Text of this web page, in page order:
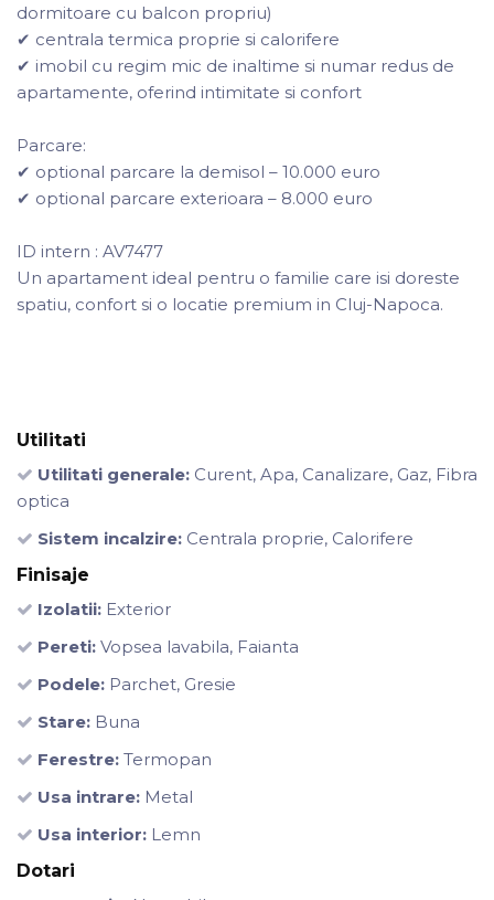
dormitoare cu balcon propriu)
✔ centrala termica proprie si calorifere
✔ imobil cu regim mic de inaltime si numar redus de
apartamente, oferind intimitate si confort
Parcare:
✔ optional parcare la demisol – 10.000 euro
✔ optional parcare exterioara – 8.000 euro
ID intern : AV7477
Un apartament ideal pentru o familie care isi doreste
spatiu, confort si o locatie premium in Cluj-Napoca.
Utilitati
Utilitati generale: Curent, Apa, Canalizare, Gaz, Fibra
optica
Sistem incalzire: Centrala proprie, Calorifere
Finisaje
Izolatii: Exterior
Pereti: Vopsea lavabila, Faianta
Podele: Parchet, Gresie
Stare: Buna
Ferestre: Termopan
Usa intrare: Metal
Usa interior: Lemn
Dotari